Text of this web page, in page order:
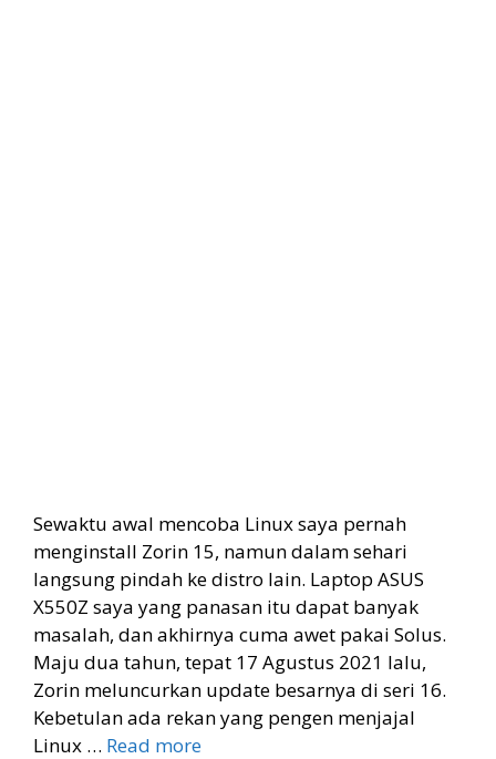
Sewaktu awal mencoba Linux saya pernah
menginstall Zorin 15, namun dalam sehari
langsung pindah ke distro lain. Laptop ASUS
X550Z saya yang panasan itu dapat banyak
masalah, dan akhirnya cuma awet pakai Solus.
Maju dua tahun, tepat 17 Agustus 2021 lalu,
Zorin meluncurkan update besarnya di seri 16.
Kebetulan ada rekan yang pengen menjajal
Linux … Read more